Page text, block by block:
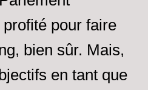
pour faire
bien sûr. Mais,
en tant que